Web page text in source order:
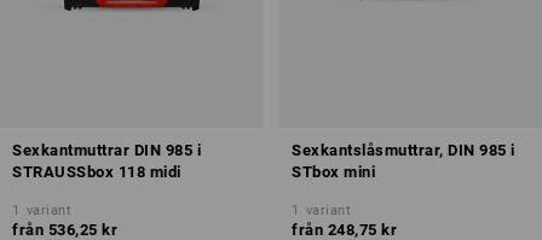
Sexkantmuttrar DIN 985 i
STRAUSSbox 118 midi
1 variant
från 536,25 kr
Sexkantslåsmuttrar, DIN 985 i
STbox mini
1 variant
från 248,75 kr